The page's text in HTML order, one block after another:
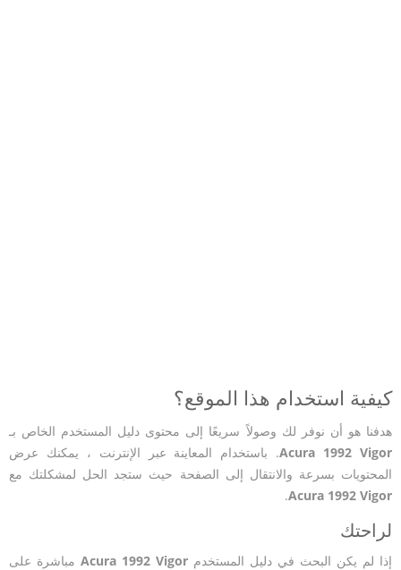
كيفية استخدام هذا الموقع؟
هدفنا هو أن نوفر لك وصولاً سريعًا إلى محتوى دليل المستخدم الخاص بـ
Acura 1992 Vigor. باستخدام المعاينة عبر الإنترنت ، يمكنك عرض
المحتويات بسرعة والانتقال إلى الصفحة حيث ستجد الحل لمشكلتك مع
Acura 1992 Vigor
.
لراحتك
إذا لم يكن البحث في دليل المستخدم Acura 1992 Vigor مباشرة على